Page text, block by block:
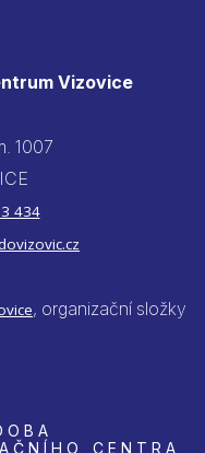
Vizovice
1007
434
, organizační složky
CENTRA